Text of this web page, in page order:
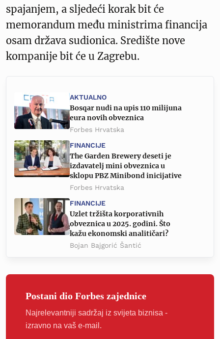
spajanjem, a sljedeći korak bit će
memorandum među ministrima financija
osam država sudionica. Središte nove
kompanije bit će u Zagrebu.
AKTUALNO
Bosqar nudi na upis 110 milijuna
eura novih obveznica
Forbes Hrvatska
FINANCIJE
The Garden Brewery deseti je
izdavatelj mini obveznica u
sklopu PBZ Minibond inicijative
Forbes Hrvatska
FINANCIJE
Uzlet tržišta korporativnih
obveznica u 2025. godini. Što
kažu ekonomski analitičari?
Bojan Bajgorić Šantić
Postani dio Forbes zajednice
Najrelevantniji sadržaj iz svijeta biznisa -
izravno na vaš e-mail.